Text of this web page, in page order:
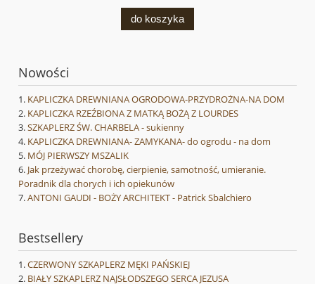
do koszyka
Nowości
KAPLICZKA DREWNIANA OGRODOWA-PRZYDROŻNA-NA DOM
KAPLICZKA RZEŹBIONA Z MATKĄ BOŻĄ Z LOURDES
SZKAPLERZ ŚW. CHARBELA - sukienny
KAPLICZKA DREWNIANA- ZAMYKANA- do ogrodu - na dom
MÓJ PIERWSZY MSZALIK
Jak przeżywać chorobę, cierpienie, samotność, umieranie.
Poradnik dla chorych i ich opiekunów
ANTONI GAUDI - BOŻY ARCHITEKT - Patrick Sbalchiero
Bestsellery
CZERWONY SZKAPLERZ MĘKI PAŃSKIEJ
BIAŁY SZKAPLERZ NAJSŁODSZEGO SERCA JEZUSA